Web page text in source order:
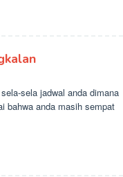
sela jadwal anda dimana
bahwa anda masih sempat